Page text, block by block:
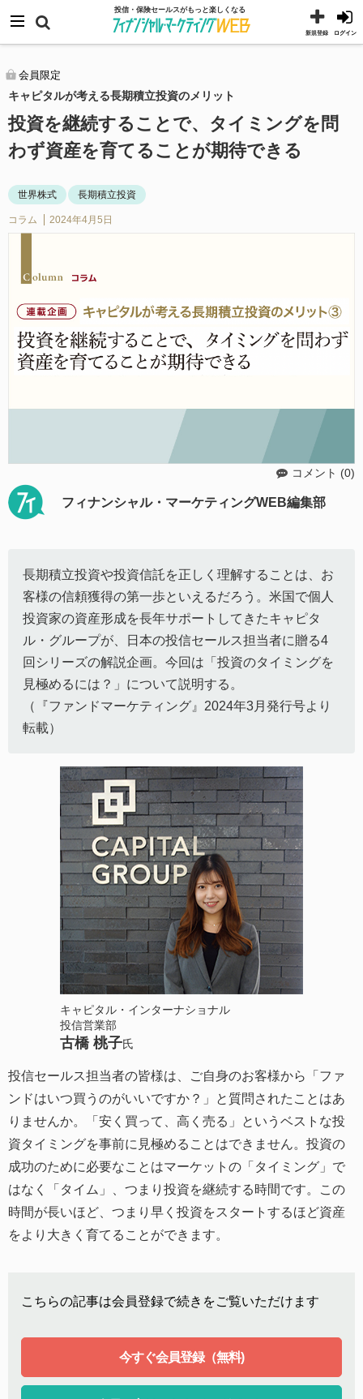
ログイン
新規登録
ン
ツ
へ
ッ
投信・保険セールスがもっと楽しくなる
会員限定
キャピタルが考える長期積立投資のメリット
投資を継続することで、タイミングを問
わず資産を育てることが期待できる
世界株式 長期積立投資
コラム 2024年4月5日
コメント (0)
フィナンシャル・マーケティングWEB編集部
長期積立投資や投資信託を正しく理解することは、お
客様の信頼獲得の第一歩といえるだろう。米国で個人
投資家の資産形成を長年サポートしてきたキャピタ
ル・グループが、日本の投信セールス担当者に贈る4
回シリーズの解説企画。今回は「投資のタイミングを
見極めるには？」について説明する。
（『ファンドマーケティング』2024年3月発行号より
転載）
キャピタル・インターナショナル
投信営業部
古橋 桃子氏
投信セールス担当者の皆様は、ご自身のお客様から「ファ
ンドはいつ買うのがいいですか？」と質問されたことはあ
りませんか。「安く買って、高く売る」というベストな投
資タイミングを事前に見極めることはできません。投資の
成功のために必要なことはマーケットの「タイミング」で
はなく「タイム」、つまり投資を継続する時間です。この
時間が長いほど、つまり早く投資をスタートするほど資産
をより大きく育てることができます。
こちらの記事は会員登録で続きをご覧いただけます
今すぐ会員登録（無料)